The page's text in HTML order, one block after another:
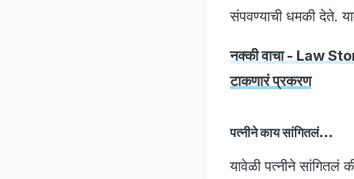
संपवण्याची धमकी देते.
नक्की वाचा - Law
टाकणारं प्रकरण
पत्नीने काय सांगितलं...
यावेळी पत्नीने सांगितलं